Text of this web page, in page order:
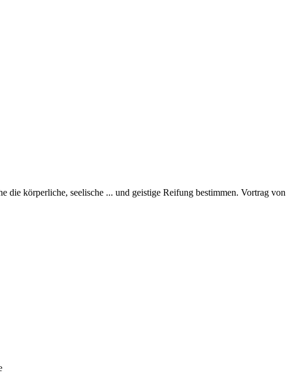
die körperliche, seelische ... und geistige Reifung bestimmen. Vortrag von